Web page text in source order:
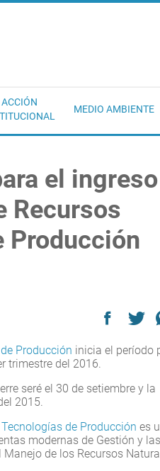
ACCIÓN
MEDIO AMBIENTE
el ingreso
Recursos
Producción
Producción inicia el período
trimestre del 2016.
seré el 30 de setiembre y la
2015.
de Producción es
modernas de Gestión y las
de los Recursos